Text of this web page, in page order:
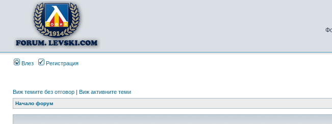
Влез Регистрация
Виж темите без отговор | Виж активните теми
Начало форум